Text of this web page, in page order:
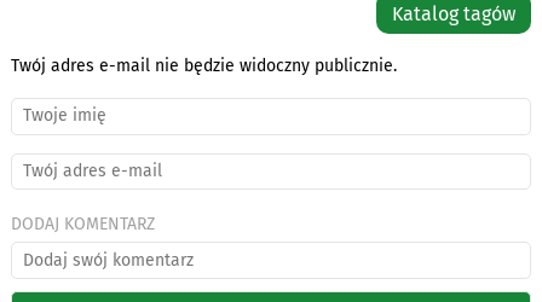
Katalog tagów
Twój adres e-mail nie będzie widoczny publicznie.
DODAJ KOMENTARZ